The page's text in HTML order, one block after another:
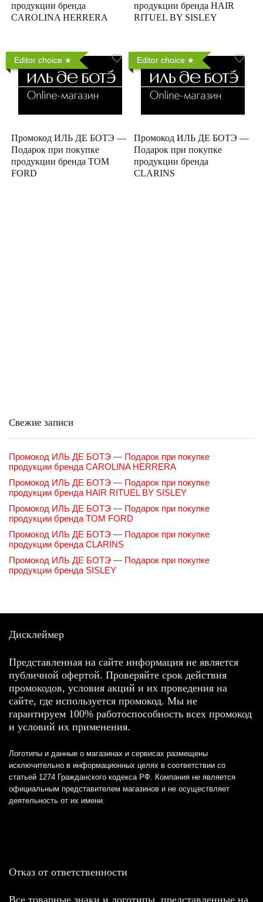
продукции бренда
CAROLINA HERRERA
продукции бренда HAIR
RITUEL BY SISLEY
Editor choice
Промокод ИЛЬ ДЕ БОТЭ —
Подарок при покупке
продукции бренда TOM
FORD
Editor choice
Промокод ИЛЬ ДЕ БОТЭ —
Подарок при покупке
продукции бренда
CLARINS
Свежие записи
Промокод ИЛЬ ДЕ БОТЭ — Подарок при покупке
продукции бренда CAROLINA HERRERA
Промокод ИЛЬ ДЕ БОТЭ — Подарок при покупке
продукции бренда HAIR RITUEL BY SISLEY
Промокод ИЛЬ ДЕ БОТЭ — Подарок при покупке
продукции бренда TOM FORD
Промокод ИЛЬ ДЕ БОТЭ — Подарок при покупке
продукции бренда CLARINS
Промокод ИЛЬ ДЕ БОТЭ — Подарок при покупке
продукции бренда SISLEY
Дисклеймер
Представленная на сайте информация не является
публичной офертой. Проверяйте срок действия
промокодов, условия акций и их проведения на
сайте, где используется промокод. Мы не
гарантируем 100% работоспособность всех промокод
и условий их применения.
Логотипы и данные о магазинах и сервисах размещены
исключительно в информационных целях в соответствии со
статьей 1274 Гражданского кодекса РФ. Компания не является
официальным представителем магазинов и не осуществляет
деятельность от их имени.
Отказ от ответственности